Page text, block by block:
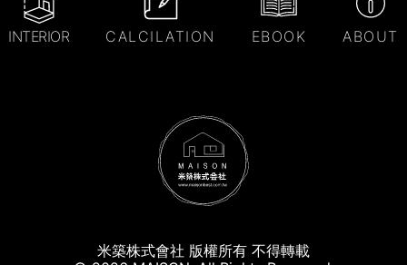
INTERIOR CALCILATION EBOOK ABOUT
米築株式會社 版權所有 不得轉載